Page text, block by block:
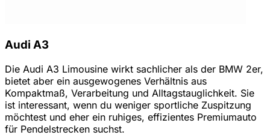
Audi A3
Die Audi A3 Limousine wirkt sachlicher als der BMW 2er,
bietet aber ein ausgewogenes Verhältnis aus
Kompaktmaß, Verarbeitung und Alltagstauglichkeit. Sie
ist interessant, wenn du weniger sportliche Zuspitzung
möchtest und eher ein ruhiges, effizientes Premiumauto
für Pendelstrecken suchst.